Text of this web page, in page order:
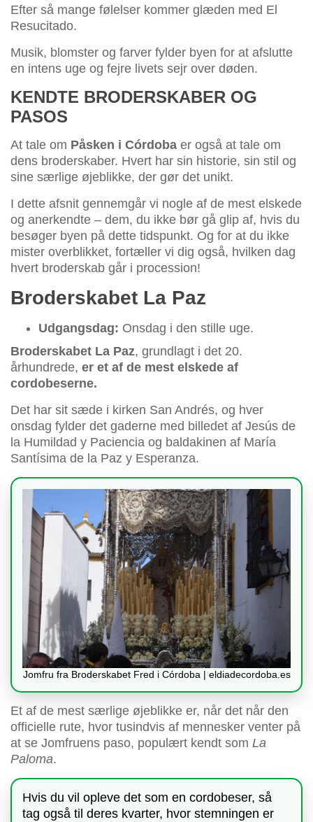
Efter så mange følelser kommer glæden med El
Resucitado.
Musik, blomster og farver fylder byen for at afslutte
en intens uge og fejre livets sejr over døden.
KENDTE BRODERSKABER OG
PASOS
At tale om Påsken i Córdoba er også at tale om
dens broderskaber. Hvert har sin historie, sin stil og
sine særlige øjeblikke, der gør det unikt.
I dette afsnit gennemgår vi nogle af de mest elskede
og anerkendte – dem, du ikke bør gå glip af, hvis du
besøger byen på dette tidspunkt. Og for at du ikke
mister overblikket, fortæller vi dig også, hvilken dag
hvert broderskab går i procession!
Broderskabet La Paz
Udgangsdag: Onsdag i den stille uge.
Broderskabet La Paz, grundlagt i det 20.
århundrede, er et af de mest elskede af
cordobeserne.
Det har sit sæde i kirken San Andrés, og hver
onsdag fylder det gaderne med billedet af Jesús de
la Humildad y Paciencia og baldakinen af María
Santísima de la Paz y Esperanza.
Jomfru fra Broderskabet Fred i Córdoba | eldiadecordoba.es
Et af de mest særlige øjeblikke er, når det når den
officielle rute, hvor tusindvis af mennesker venter på
at se Jomfruens paso, populært kendt som La
Paloma.
Hvis du vil opleve det som en cordobeser, så
tag også til deres kvarter, hvor stemningen er